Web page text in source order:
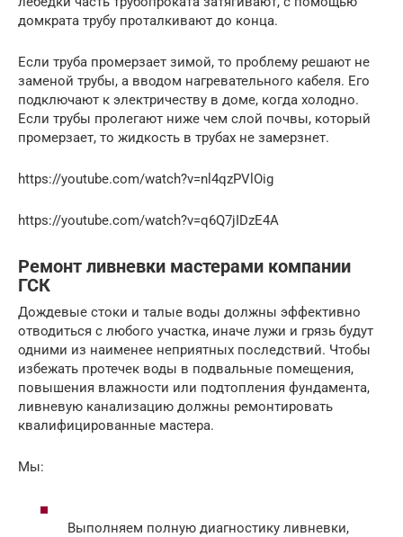
домкрата трубу проталкивают до конца.
Если труба промерзает зимой, то проблему решают не
заменой трубы, а вводом нагревательного кабеля. Его
подключают к электричеству в доме, когда холодно.
Если трубы пролегают ниже чем слой почвы, который
промерзает, то жидкость в трубах не замерзнет.
https://youtube.com/watch?v=nl4qzPVlOig
https://youtube.com/watch?v=q6Q7jIDzE4A
Ремонт ливневки мастерами компании
ГСК
Дождевые стоки и талые воды должны эффективно
отводиться с любого участка, иначе лужи и грязь будут
одними из наименее неприятных последствий. Чтобы
избежать протечек воды в подвальные помещения,
повышения влажности или подтопления фундамента,
ливневую канализацию должны ремонтировать
квалифицированные мастера.
Мы:
Выполняем полную диагностику ливневки,